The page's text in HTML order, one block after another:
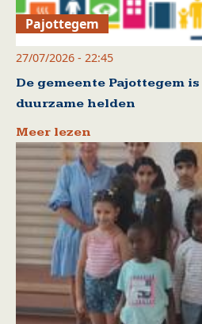
Pajottegem
27/07/2026 - 22:45
De gemeente Pajottegem
duurzame helden
Meer lezen